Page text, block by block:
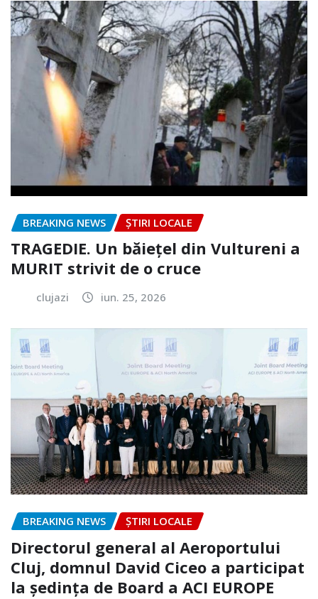
BREAKING NEWS ȘTIRI LOCALE
TRAGEDIE. Un băiețel din Vultureni a
MURIT strivit de o cruce
clujazi iun. 25, 2026
BREAKING NEWS ȘTIRI LOCALE
Directorul general al Aeroportului
Cluj, domnul David Ciceo a participat
la ședința de Board a ACI EUROPE